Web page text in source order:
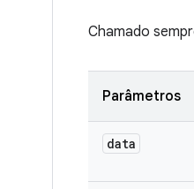
Chamado
Parâmetros
data